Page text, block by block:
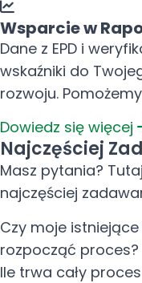
Wsparcie w
Dane z EPD i
wskaźniki do
rozwoju.
Dowiedz się więcej
Najczęściej
Masz pytania?
najczęściej
Czy moje
rozpocząć proces?
Ile trwa cały